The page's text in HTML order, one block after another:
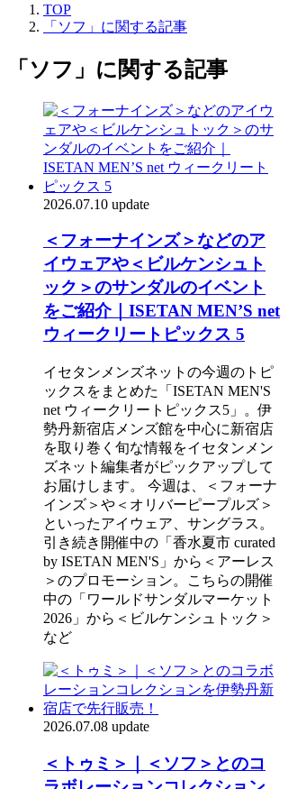
TOP
「ソフ」に関する記事
「ソフ」に関する記事
2026.07.10 update
＜フォーナインズ＞などのア
イウェアや＜ビルケンシュト
ック＞のサンダルのイベント
をご紹介｜ISETAN MEN’S net
ウィークリートピックス 5
イセタンメンズネットの今週のトピ
ックスをまとめた「ISETAN MEN'S
net ウィークリートピックス5」。伊
勢丹新宿店メンズ館を中心に新宿店
を取り巻く旬な情報をイセタンメン
ズネット編集者がピックアップして
お届けします。 今週は、＜フォーナ
インズ＞や＜オリバーピープルズ＞
といったアイウェア、サングラス。
引き続き開催中の「香水夏市 curated
by ISETAN MEN'S」から＜アーレス
＞のプロモーション。こちらの開催
中の「ワールドサンダルマーケット
2026」から＜ビルケンシュトック＞
など
2026.07.08 update
＜トゥミ＞｜＜ソフ＞とのコ